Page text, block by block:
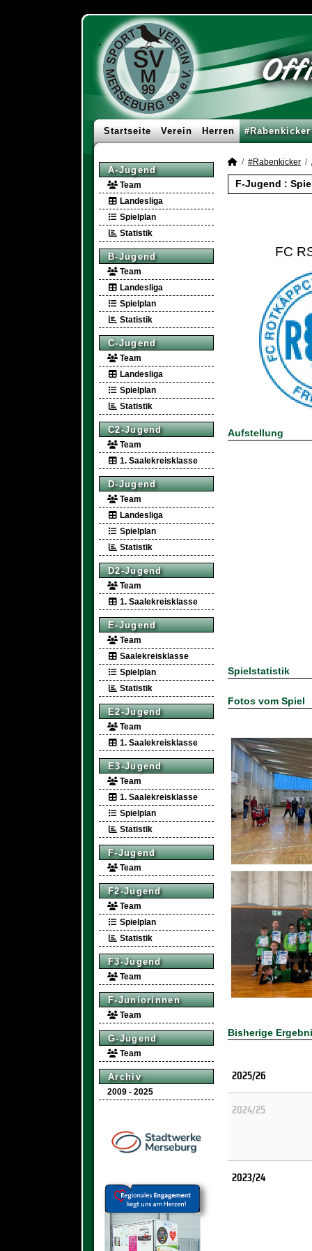
Startseite Verein Herren #Rabenkicker
A-Jugend
Team
Landesliga
Spielplan
Statistik
B-Jugend
Team
Landesliga
Spielplan
Statistik
C-Jugend
Team
Landesliga
Spielplan
Statistik
C2-Jugend
Team
1. Saalekreisklasse
D-Jugend
Team
Landesliga
Spielplan
Statistik
D2-Jugend
Team
1. Saalekreisklasse
E-Jugend
Team
Saalekreisklasse
Spielplan
Statistik
E2-Jugend
Team
1. Saalekreisklasse
E3-Jugend
Team
1. Saalekreisklasse
Spielplan
Statistik
F-Jugend
Team
F2-Jugend
Team
Spielplan
Statistik
F3-Jugend
Team
F-Juniorinnen
Team
G-Jugend
Team
Archiv
2009 - 2025
#Rabenkicker
F-Jugend :
FC
Aufstellung
Spielstatistik
Fotos vom Spiel
Bisherige
2025/26
2024/25
2023/24